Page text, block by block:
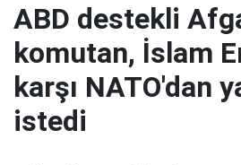
ABD destekli
komutan, İslam
karşı NATO'dan
istedi